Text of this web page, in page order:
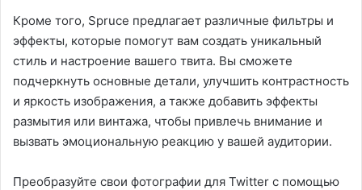
Кроме того, Spruce предлагает различные фильтры и
эффекты, которые помогут вам создать уникальный
стиль и настроение вашего твита. Вы сможете
подчеркнуть основные детали, улучшить контрастность
и яркость изображения, а также добавить эффекты
размытия или винтажа, чтобы привлечь внимание и
вызвать эмоциональную реакцию у вашей аудитории.
Преобразуйте свои фотографии для Twitter с помощью